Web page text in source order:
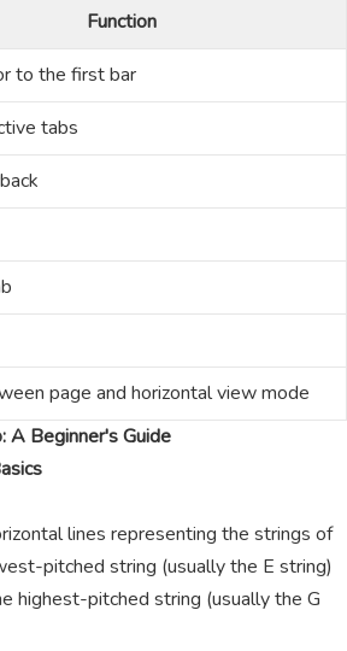
Function
to the first bar
tabs
page and horizontal view mode
A Beginner's Guide
lines representing the strings of
pitched string (usually the E string)
highest-pitched string (usually the G